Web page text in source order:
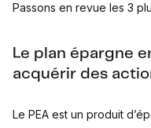
Passons en revue les 3
Le plan épargne
acquérir des
Le PEA est un produit